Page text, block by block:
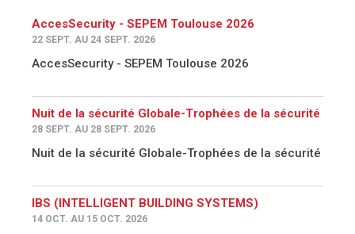
AccesSecurity - SEPEM Toulouse 2026
22 SEPT. AU 24 SEPT. 2026
AccesSecurity - SEPEM Toulouse 2026
Nuit de la sécurité Globale-Trophées de la sécurité
28 SEPT. AU 28 SEPT. 2026
Nuit de la sécurité Globale-Trophées de la sécurité
IBS (INTELLIGENT BUILDING SYSTEMS)
14 OCT. AU 15 OCT. 2026